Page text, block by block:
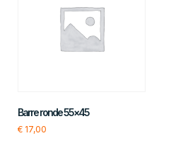
Barre ronde 55×45
€ 17,00